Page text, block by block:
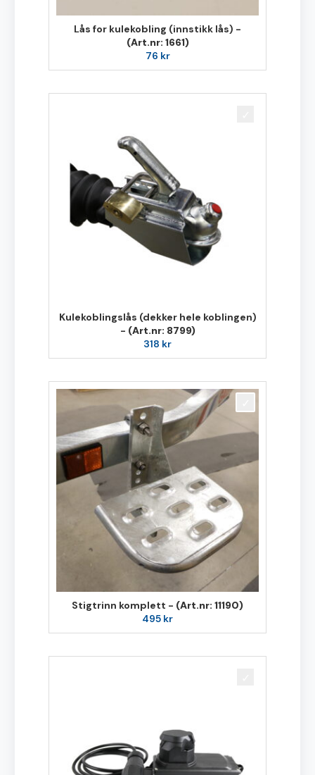
Lås for kulekobling (innstikk lås) -
(Art.nr: 1661)
76 kr
Kulekoblingslås (dekker hele koblingen)
- (Art.nr: 8799)
318 kr
Stigtrinn komplett - (Art.nr: 11190)
495 kr